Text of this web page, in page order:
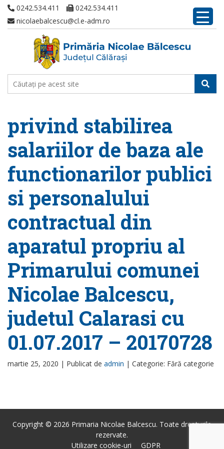
0242.534.411
0242.534.411
nicolaebalcescu@cl.e-adm.ro
privind stabilirea
salariilor de baza ale
functionarilor publici
si personalului
contractual din
aparatul propriu al
Primarului comunei
Nicolae Balcescu,
judetul Calarasi cu
01.07.2017 – 20170728
martie 25, 2020 | Publicat de admin | Categorie: Fără categorie
Copyright © 2026 Primaria Nicolae Balcescu. Toate drepturile
rezervate.
Utilizare cookie-uri
GDPR